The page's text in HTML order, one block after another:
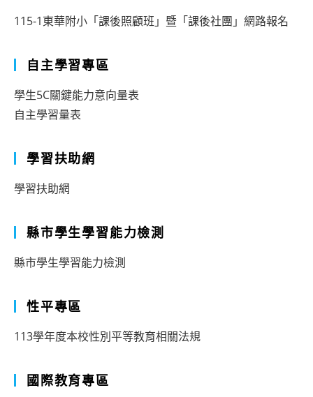
115-1東華附小「課後照顧班」暨「課後社團」網路報名
自主學習專區
學生5C關鍵能力意向量表
自主學習量表
學習扶助網
學習扶助網
縣市學生學習能力檢測
縣市學生學習能力檢測
性平專區
113學年度本校性別平等教育相關法規
國際教育專區